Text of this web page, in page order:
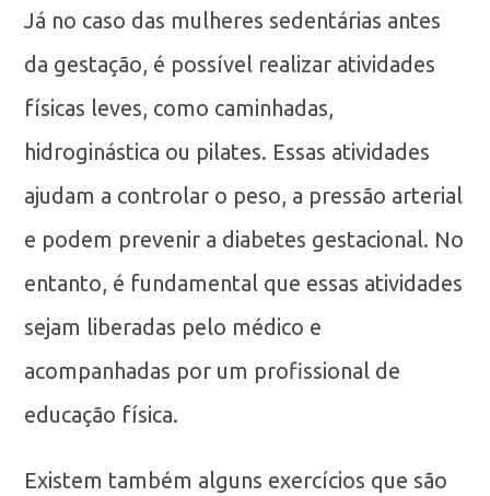
Já no caso das mulheres sedentárias antes
da gestação, é possível realizar atividades
físicas leves, como caminhadas,
hidroginástica ou pilates. Essas atividades
ajudam a controlar o peso, a pressão arterial
e podem prevenir a diabetes gestacional. No
entanto, é fundamental que essas atividades
sejam liberadas pelo médico e
acompanhadas por um profissional de
educação física.
Existem também alguns exercícios que são